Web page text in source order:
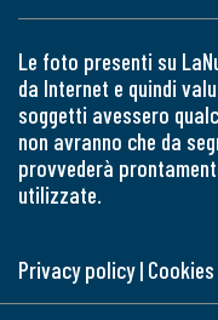
Le foto presenti su
da Internet e quindi
soggetti avessero
non avranno che da
provvederà
utilizzate.
Privacy policy|